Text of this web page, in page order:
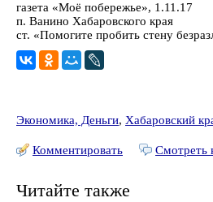
газета «Моё побережье», 1.11.17
п. Ванино Хабаровского края
ст. «Помогите пробить стену
Экономика, Деньги, Хабаровский
Комментировать Смотреть
Читайте также